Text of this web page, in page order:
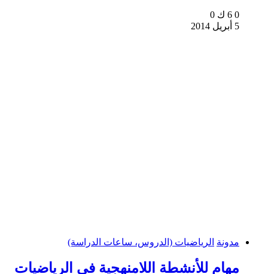
0 6 ك
0
5 أبريل 2014
مدونة الرياضيات (الدروس، ساعات الدراسة)
مهام للأنشطة اللامنهجية في الرياضيات